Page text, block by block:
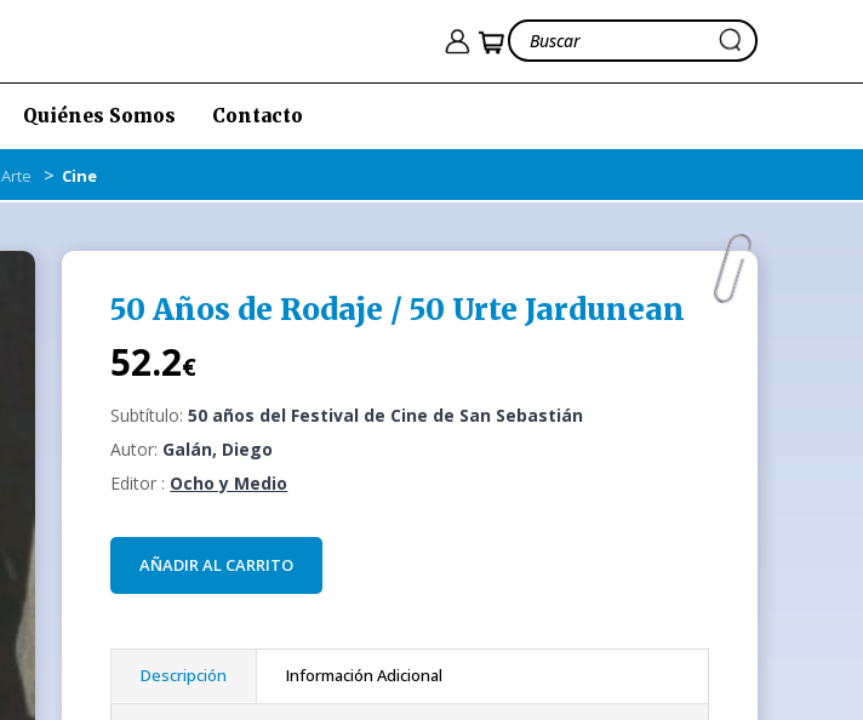
Quiénes Somos Contacto
Arte > Cine
50 Años de Rodaje / 50 Urte Jardunean
52.2€
Subtítulo:50 años del Festival de Cine de San Sebastián
Autor: Galán, Diego
Editor : Ocho y Medio
AÑADIR AL CARRITO
Descripción Información Adicional